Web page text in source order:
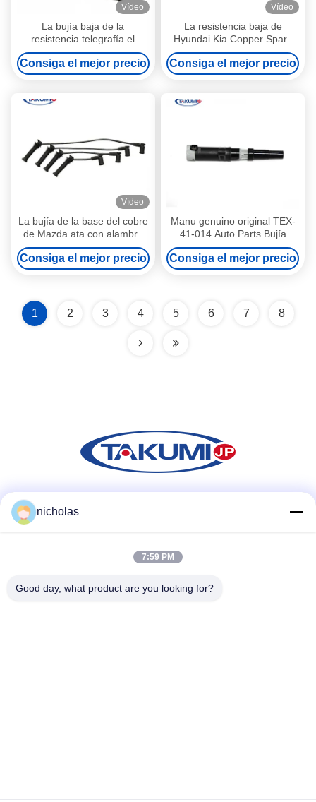
Vídeo
La bujía baja de la
resistencia telegrafía el
ajuste material negro
CAMRY 90919-15457 de
PBT
Consiga el mejor precio
Vídeo
La resistencia baja de
Hyundai Kia Copper Spark
Plug Leads soporta 27501-
38B00 de alta temperatura
Consiga el mejor precio
Vídeo
La bujía de la base del cobre
de Mazda ata con alambre
energía potente de la
ignición de LB-18-140C
05033216A
Consiga el mejor precio
Manu genuino original TEX-
41-014 Auto Parts Bujía
Bobina de encendido Denso
NGK
Consiga el mejor precio
1 2 3 4 5 6 7 8
nicholas
7:59 PM
Good day, what product are you looking for?